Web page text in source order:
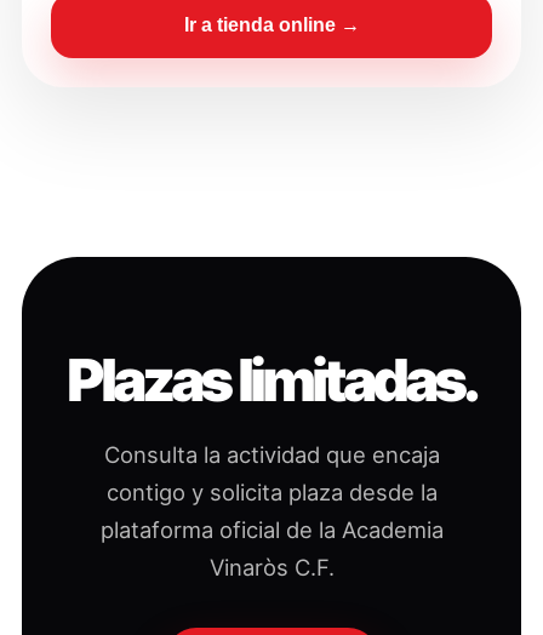
Ir a tienda online →
Plazas limitadas.
Consulta la actividad que encaja
contigo y solicita plaza desde la
plataforma oficial de la Academia
Vinaròs C.F.